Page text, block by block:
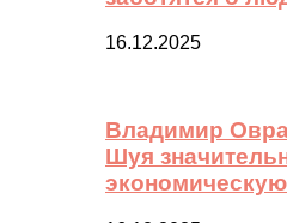
16.12.2025
Владимир
Шуя